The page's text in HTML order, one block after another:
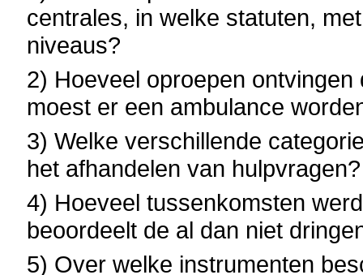
centrales, in welke statuten,
niveaus?
2) Hoeveel oproepen
moest er een ambulance
3) Welke verschillende
het afhandelen van hulpvragen?
4) Hoeveel tussenkomsten
beoordeelt de al dan niet
5) Over welke instrumenten